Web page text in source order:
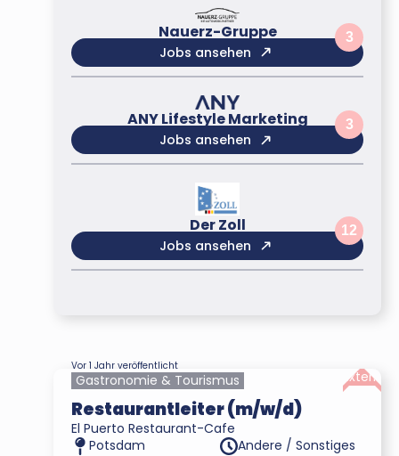
Nauerz-Gruppe 3
Jobs ansehen
ANY Lifestyle Marketing 3
Jobs ansehen
Der Zoll 12
Jobs ansehen
Vor 1 Jahr veröffentlicht
Gastronomie & Tourismus
Restaurantleiter (m/w/d)
El Puerto Restaurant-Cafe
Potsdam
Andere / Sonstiges
Extern